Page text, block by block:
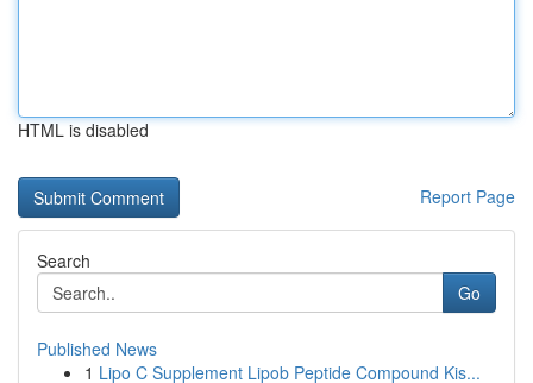
HTML is disabled
Report Page
Search
Go
Published News
1 Lipo C Supplement Lipob Peptide Compound Kis...